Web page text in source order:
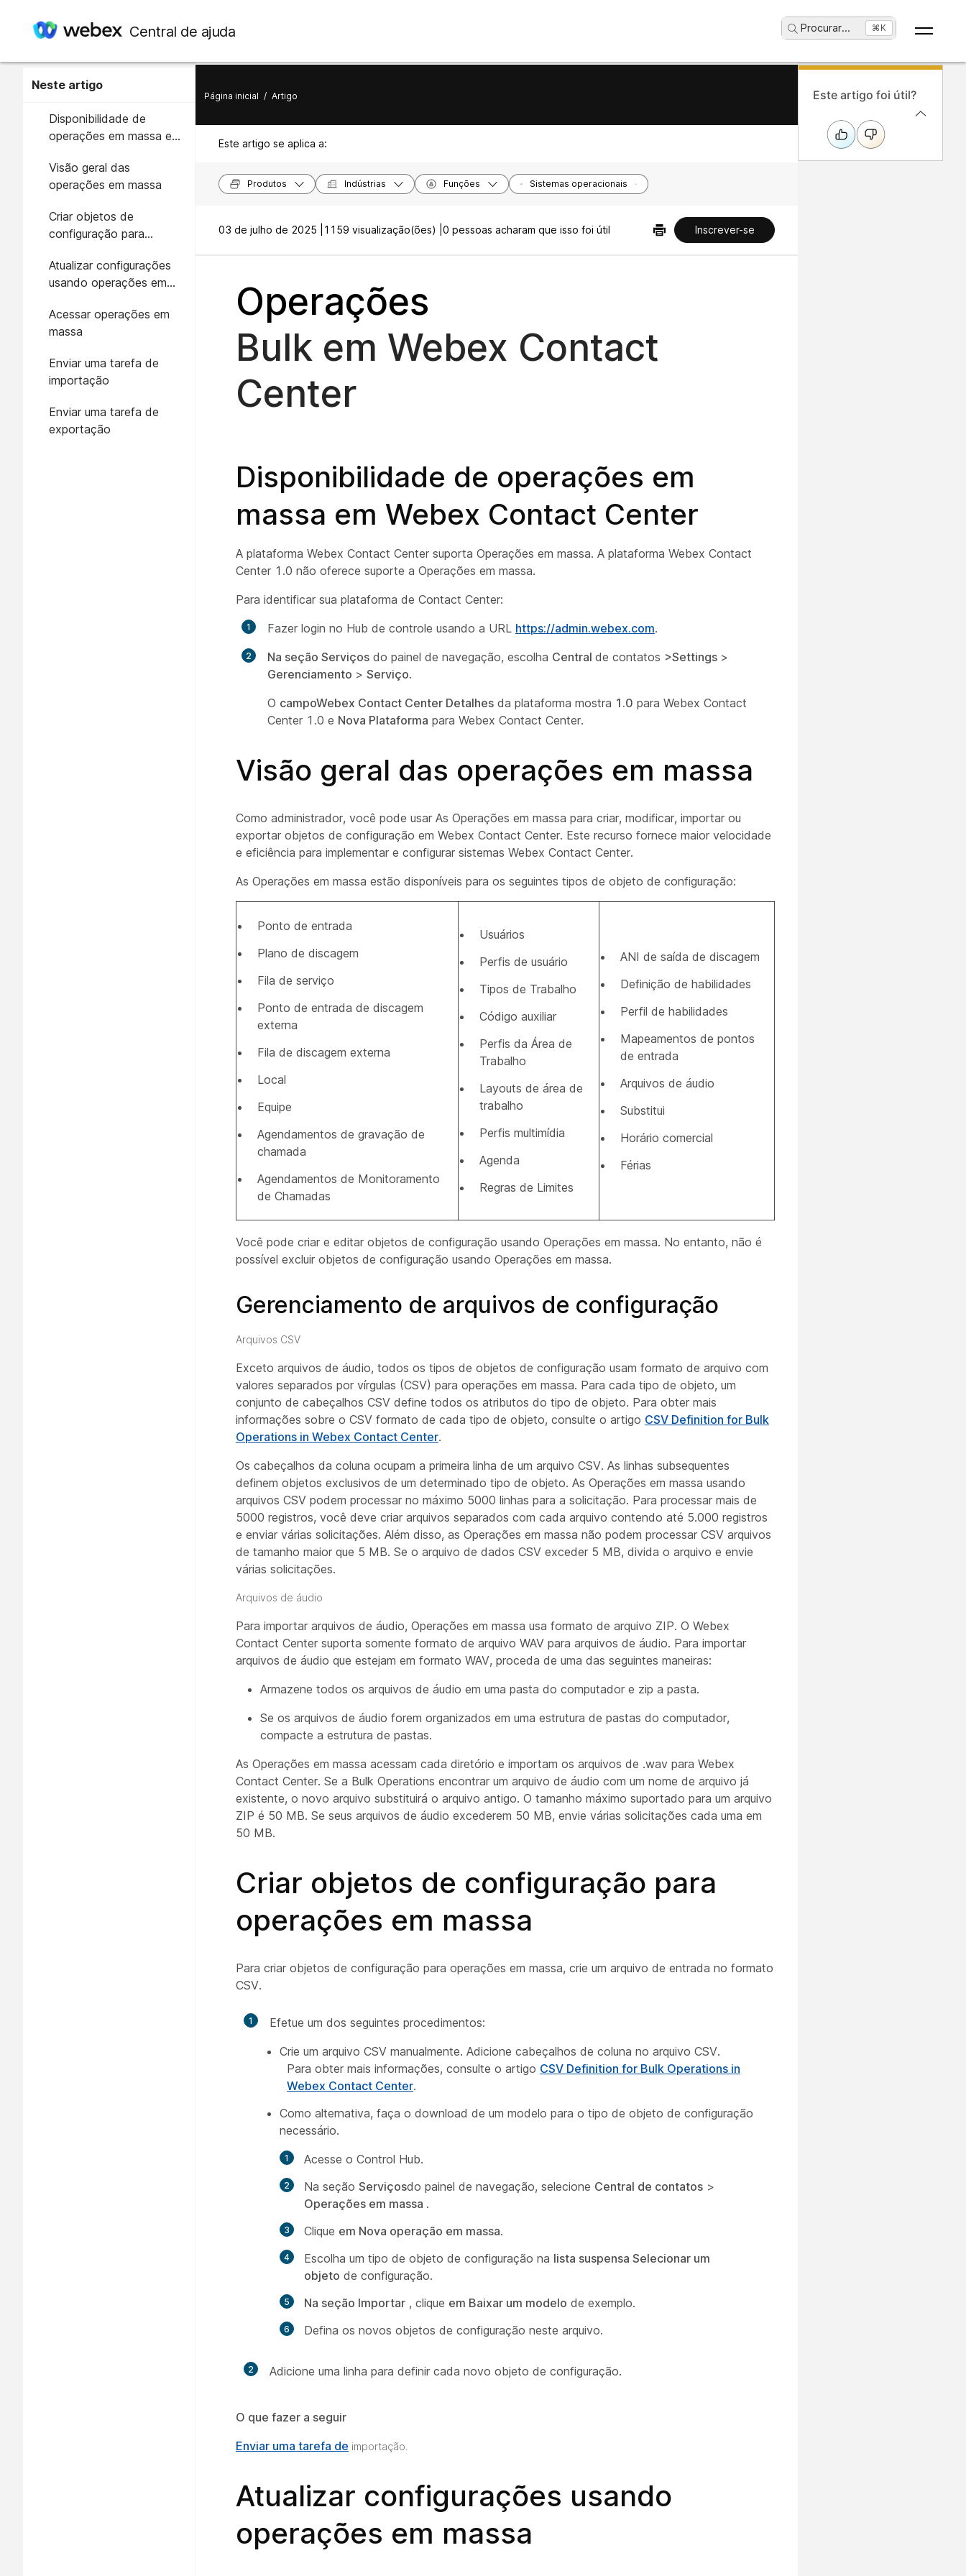
Central de ajuda Procurar... ⌘K
Neste artigo
Disponibilidade de
operações em massa em
Visão geral das
operações em massa
Criar objetos de
configuração para
Atualizar configurações
usando operações em
Acessar operações em
massa
Enviar uma tarefa de
importação
Enviar uma tarefa de
exportação
Página inicial / Artigo
Este artigo se aplica a:
Produtos Indústrias Funções Sistemas operacionais
03 de julho de 2025 | 1159 visualização(ões) | 0 pessoas acharam que isso foi útil Inscrever-se
Operações
Bulk em Webex Contact
Center
Disponibilidade de operações em
massa em Webex Contact Center
A plataforma Webex Contact Center suporta Operações em massa. A plataforma Webex Contact
Center 1.0 não oferece suporte a Operações em massa.
Para identificar sua plataforma de Contact Center:
Fazer login no Hub de controle usando a URL https://admin.webex.com.
Na seção Serviços do painel de navegação, escolha Central de contatos >Settings >
Gerenciamento > Serviço.
O campoWebex Contact Center Detalhes da plataforma mostra 1.0 para Webex Contact
Center 1.0 e Nova Plataforma para Webex Contact Center.
Visão geral das operações em massa
Como administrador, você pode usar As Operações em massa para criar, modificar, importar ou
exportar objetos de configuração em Webex Contact Center. Este recurso fornece maior velocidade
e eficiência para implementar e configurar sistemas Webex Contact Center.
As Operações em massa estão disponíveis para os seguintes tipos de objeto de configuração:
Ponto de entrada
Plano de discagem
Fila de serviço
Ponto de entrada de discagem
externa
Fila de discagem externa
Local
Equipe
Agendamentos de gravação de
chamada
Agendamentos de Monitoramento
de Chamadas
Usuários
Perfis de usuário
Tipos de Trabalho
Código auxiliar
Perfis da Área de
Trabalho
Layouts de área de
trabalho
Perfis multimídia
Agenda
Regras de Limites
ANI de saída de discagem
Definição de habilidades
Perfil de habilidades
Mapeamentos de pontos
de entrada
Arquivos de áudio
Substitui
Horário comercial
Férias
Você pode criar e editar objetos de configuração usando Operações em massa. No entanto, não é
possível excluir objetos de configuração usando Operações em massa.
Gerenciamento de arquivos de configuração
Arquivos CSV
Exceto arquivos de áudio, todos os tipos de objetos de configuração usam formato de arquivo com
valores separados por vírgulas (CSV) para operações em massa. Para cada tipo de objeto, um
conjunto de cabeçalhos CSV define todos os atributos do tipo de objeto. Para obter mais
informações sobre o CSV formato de cada tipo de objeto, consulte o artigo CSV Definition for Bulk
Operations in Webex Contact Center.
Os cabeçalhos da coluna ocupam a primeira linha de um arquivo CSV. As linhas subsequentes
definem objetos exclusivos de um determinado tipo de objeto. As Operações em massa usando
arquivos CSV podem processar no máximo 5000 linhas para a solicitação. Para processar mais de
5000 registros, você deve criar arquivos separados com cada arquivo contendo até 5.000 registros
e enviar várias solicitações. Além disso, as Operações em massa não podem processar CSV arquivos
de tamanho maior que 5 MB. Se o arquivo de dados CSV exceder 5 MB, divida o arquivo e envie
várias solicitações.
Arquivos de áudio
Para importar arquivos de áudio, Operações em massa usa formato de arquivo ZIP. O Webex
Contact Center suporta somente formato de arquivo WAV para arquivos de áudio. Para importar
arquivos de áudio que estejam em formato WAV, proceda de uma das seguintes maneiras:
Armazene todos os arquivos de áudio em uma pasta do computador e zip a pasta.
Se os arquivos de áudio forem organizados em uma estrutura de pastas do computador,
compacte a estrutura de pastas.
As Operações em massa acessam cada diretório e importam os arquivos de .wav para Webex
Contact Center. Se a Bulk Operations encontrar um arquivo de áudio com um nome de arquivo já
existente, o novo arquivo substituirá o arquivo antigo. O tamanho máximo suportado para um arquivo
ZIP é 50 MB. Se seus arquivos de áudio excederem 50 MB, envie várias solicitações cada uma em
50 MB.
Criar objetos de configuração para
operações em massa
Para criar objetos de configuração para operações em massa, crie um arquivo de entrada no formato
CSV.
1
Efetue um dos seguintes procedimentos:
Crie um arquivo CSV manualmente. Adicione cabeçalhos de coluna no arquivo CSV.
Para obter mais informações, consulte o artigo CSV Definition for Bulk Operations in
Webex Contact Center.
Como alternativa, faça o download de um modelo para o tipo de objeto de configuração
necessário.
Acesse o Control Hub.
Na seção Serviçosdo painel de navegação, selecione Central de contatos >
Operações em massa .
Clique em Nova operação em massa.
Escolha um tipo de objeto de configuração na lista suspensa Selecionar um
objeto de configuração.
Na seção Importar , clique em Baixar um modelo de exemplo.
Defina os novos objetos de configuração neste arquivo.
2 Adicione uma linha para definir cada novo objeto de configuração.
O que fazer a seguir
Enviar uma tarefa de importação.
Atualizar configurações usando
operações em massa
Este artigo foi útil?